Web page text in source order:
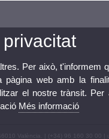
València. | (+34) 96 160 30 00 |
Per això, t'informem
web amb la
el nostre trànsit.
Més informació